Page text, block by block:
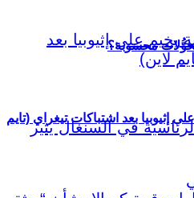
تحوُّلات محسوبة؟
إثيوبيا بعد اشتباكات تيغراي (تايم